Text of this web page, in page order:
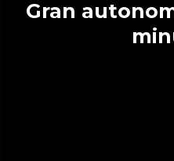
Gran autonomía de hasta 90